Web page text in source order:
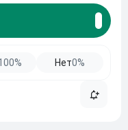
Нет0%